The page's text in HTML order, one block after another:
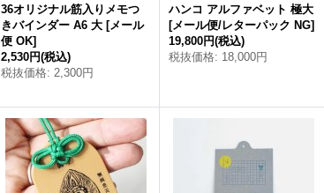
36オリジナル筋入りメモつ
きバインダー A6 大 [メール
便 OK]
2,530円(税込)
税抜価格: 2,300円
ハンコ アルファベット 極大
[メール便/レターパック NG]
19,800円(税込)
税抜価格: 18,000円